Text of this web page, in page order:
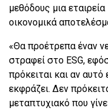
μεθόδους μια
οικονομικά
«Θα προέτρεπα έναν
στραφεί στο ESG,
πρόκειται και αν αυτό
εκφράζει. Δεν
μεταπτυχιακό που